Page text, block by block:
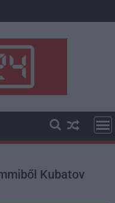
Kubatov